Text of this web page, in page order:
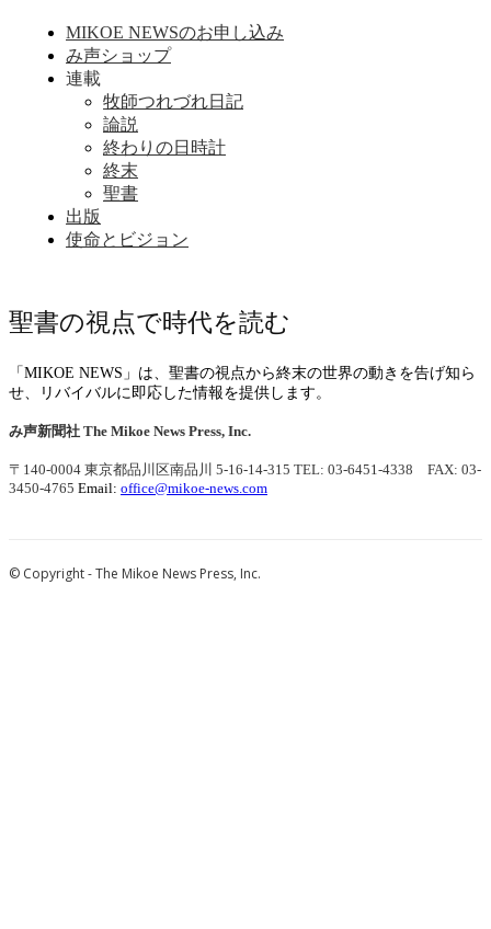
MIKOE NEWSのお申し込み
み声ショップ
連載
牧師つれづれ日記
論説
終わりの日時計
終末
聖書
出版
使命とビジョン
聖書の視点で時代を読む
「MIKOE NEWS」は、聖書の視点から終末の世界の動きを告げ知ら
せ、リバイバルに即応した情報を提供します。
み声新聞社 The Mikoe News Press, Inc.
〒140-0004 東京都品川区南品川 5-16-14-315 TEL: 03-6451-4338 FAX: 03-
3450-4765 Email: office@mikoe-news.com
© Copyright - The Mikoe News Press, Inc.